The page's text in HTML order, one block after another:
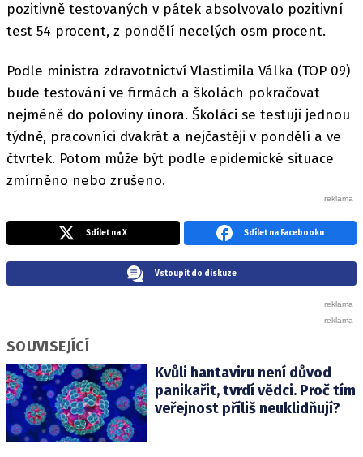
pozitivně testovaných v pátek absolvovalo pozitivní
test 54 procent, z pondělí necelých osm procent.
Podle ministra zdravotnictví Vlastimila Válka (TOP 09)
bude testování ve firmách a školách pokračovat
nejméně do poloviny února. Školáci se testují jednou
týdně, pracovníci dvakrát a nejčastěji v pondělí a ve
čtvrtek. Potom může být podle epidemické situace
zmírněno nebo zrušeno.
Sdílet na X Sdílet na Facebooku
Vstoupit do diskuze
SOUVISEJÍCÍ
Kvůli hantaviru není důvod
panikařit, tvrdí vědci. Proč tím
veřejnost příliš neuklidňují?